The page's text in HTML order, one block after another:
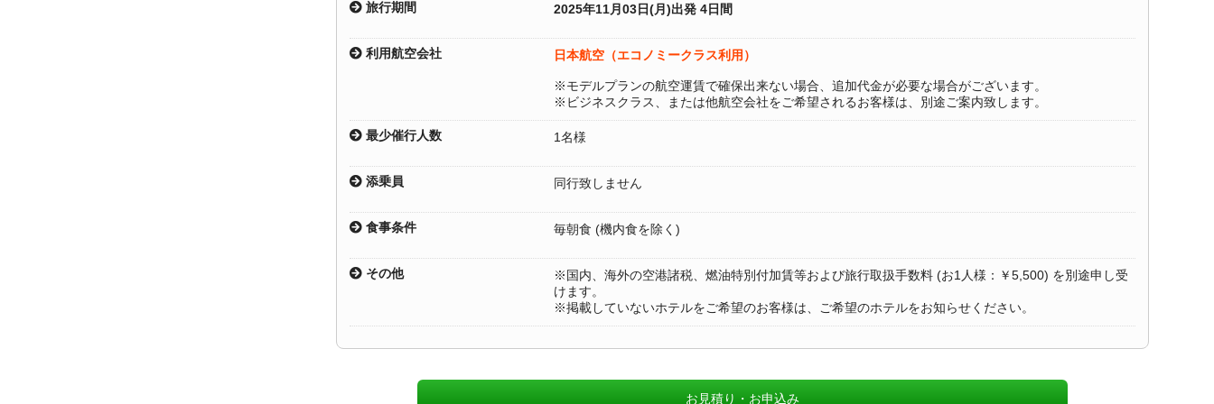
旅行期間 2025年11月03日(月)出発 4日間
利用航空会社 日本航空（エコノミークラス利用）
※モデルプランの航空運賃で確保出来ない場合、追加代金が必要な場合がございます。
※ビジネスクラス、または他航空会社をご希望されるお客様は、別途ご案内致します。
最少催行人数 1名様
添乗員 同行致しません
食事条件 毎朝食 (機内食を除く)
その他
※国内、海外の空港諸税、燃油特別付加賃等および旅行取扱手数料 (お1人様：￥5,500) を別途申し受
けます。
※掲載していないホテルをご希望のお客様は、ご希望のホテルをお知らせください。
お見積り・お申込み